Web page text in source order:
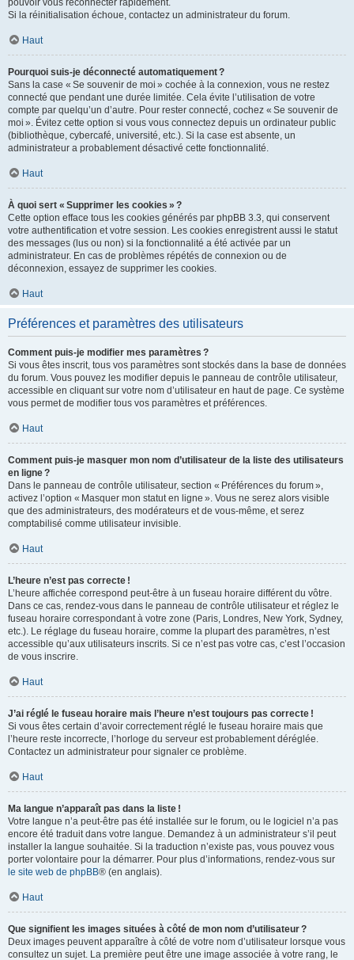
pouvoir vous reconnecter rapidement.
Si la réinitialisation échoue, contactez un administrateur du forum.
Haut
Pourquoi suis-je déconnecté automatiquement ?
Sans la case « Se souvenir de moi » cochée à la connexion, vous ne restez
connecté que pendant une durée limitée. Cela évite l’utilisation de votre
compte par quelqu’un d’autre. Pour rester connecté, cochez « Se souvenir de
moi ». Évitez cette option si vous vous connectez depuis un ordinateur public
(bibliothèque, cybercafé, université, etc.). Si la case est absente, un
administrateur a probablement désactivé cette fonctionnalité.
Haut
À quoi sert « Supprimer les cookies » ?
Cette option efface tous les cookies générés par phpBB 3.3, qui conservent
votre authentification et votre session. Les cookies enregistrent aussi le statut
des messages (lus ou non) si la fonctionnalité a été activée par un
administrateur. En cas de problèmes répétés de connexion ou de
déconnexion, essayez de supprimer les cookies.
Haut
Préférences et paramètres des utilisateurs
Comment puis-je modifier mes paramètres ?
Si vous êtes inscrit, tous vos paramètres sont stockés dans la base de données
du forum. Vous pouvez les modifier depuis le panneau de contrôle utilisateur,
accessible en cliquant sur votre nom d’utilisateur en haut de page. Ce système
vous permet de modifier tous vos paramètres et préférences.
Haut
Comment puis-je masquer mon nom d’utilisateur de la liste des utilisateurs
en ligne ?
Dans le panneau de contrôle utilisateur, section « Préférences du forum »,
activez l’option « Masquer mon statut en ligne ». Vous ne serez alors visible
que des administrateurs, des modérateurs et de vous-même, et serez
comptabilisé comme utilisateur invisible.
Haut
L’heure n’est pas correcte !
L’heure affichée correspond peut-être à un fuseau horaire différent du vôtre.
Dans ce cas, rendez-vous dans le panneau de contrôle utilisateur et réglez le
fuseau horaire correspondant à votre zone (Paris, Londres, New York, Sydney,
etc.). Le réglage du fuseau horaire, comme la plupart des paramètres, n’est
accessible qu’aux utilisateurs inscrits. Si ce n’est pas votre cas, c’est l’occasion
de vous inscrire.
Haut
J’ai réglé le fuseau horaire mais l’heure n’est toujours pas correcte !
Si vous êtes certain d’avoir correctement réglé le fuseau horaire mais que
l’heure reste incorrecte, l’horloge du serveur est probablement déréglée.
Contactez un administrateur pour signaler ce problème.
Haut
Ma langue n’apparaît pas dans la liste !
Votre langue n’a peut-être pas été installée sur le forum, ou le logiciel n’a pas
encore été traduit dans votre langue. Demandez à un administrateur s’il peut
installer la langue souhaitée. Si la traduction n’existe pas, vous pouvez vous
porter volontaire pour la démarrer. Pour plus d’informations, rendez-vous sur
le site web de phpBB® (en anglais).
Haut
Que signifient les images situées à côté de mon nom d’utilisateur ?
Deux images peuvent apparaître à côté de votre nom d’utilisateur lorsque vous
consultez un sujet. La première peut être une image associée à votre rang, le